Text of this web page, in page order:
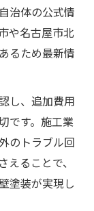
治体の公式情
や名古屋市北
るため最新情
し、追加費用
です。施工業
のトラブル回
ることで、
塗装が実現し